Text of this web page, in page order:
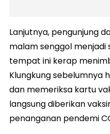
Lanjutnya, pengunjung
malam senggol menjadi
tempat ini kerap
Klungkung sebelumnya
dan memeriksa kartu
langsung diberikan
penanganan pendemi